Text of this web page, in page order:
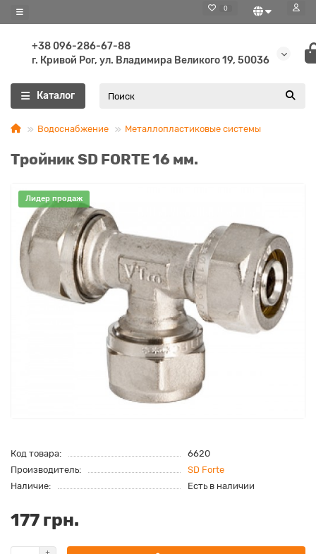
0
+38 096-286-67-88
г. Кривой Рог, ул. Владимира Великого 19, 50036
Каталог
Водоснабжение Металлопластиковые системы
Тройник SD FORTE 16 мм.
Лидер продаж
Код товара:
6620
Производитель:
SD Forte
Наличие:
Есть в наличии
177 грн.